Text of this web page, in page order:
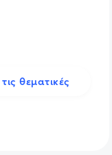
θεματικές